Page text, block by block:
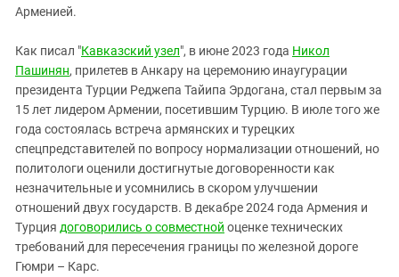
Южная Осетия
Южный Кавказ
ЮФО
Арменией.
Как писал "Кавказский узел", в июне 2023 года Никол
Пашинян, прилетев в Анкару на церемонию инаугурации
президента Турции Реджепа Тайипа Эрдогана, стал первым за
15 лет лидером Армении, посетившим Турцию. В июле того же
года состоялась встреча армянских и турецких
спецпредставителей по вопросу нормализации отношений, но
политологи оценили достигнутые договоренности как
незначительные и усомнились в скором улучшении
отношений двух государств. В декабре 2024 года Армения и
Турция договорились о совместной оценке технических
требований для пересечения границы по железной дороге
Гюмри – Карс.